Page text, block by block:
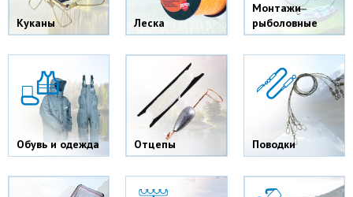
Куканы Леска
Монтажи
рыболовные
Обувь и одежда Отцепы Поводки